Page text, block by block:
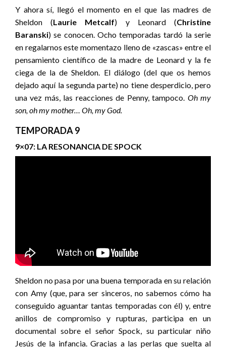
Y ahora sí, llegó el momento en el que las madres de
Sheldon (Laurie Metcalf) y Leonard (Christine
Baranski) se conocen. Ocho temporadas tardó la serie
en regalarnos este momentazo lleno de «zascas» entre el
pensamiento científico de la madre de Leonard y la fe
ciega de la de Sheldon. El diálogo (del que os hemos
dejado aquí la segunda parte) no tiene desperdicio, pero
una vez más, las reacciones de Penny, tampoco. Oh my
son, oh my mother… Oh, my God.
TEMPORADA 9
9×07: LA RESONANCIA DE SPOCK
Sheldon no pasa por una buena temporada en su relación
con Amy (que, para ser sinceros, no sabemos cómo ha
conseguido aguantar tantas temporadas con él) y, entre
anillos de compromiso y rupturas, participa en un
documental sobre el señor Spock, su particular niño
Jesús de la infancia. Gracias a las perlas que suelta al